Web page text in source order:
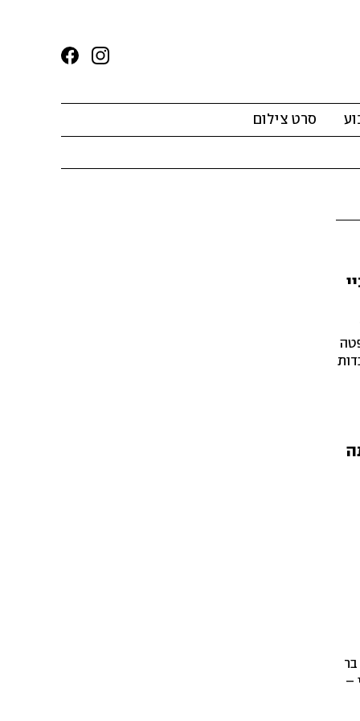
סרט צילום
–